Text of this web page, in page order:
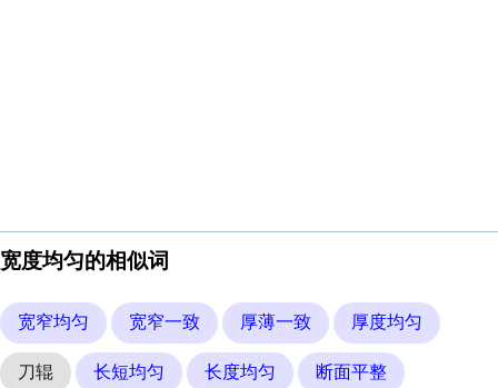
宽度均匀的相似词
宽窄均匀 宽窄一致 厚薄一致 厚度均匀
刀辊 长短均匀 长度均匀 断面平整